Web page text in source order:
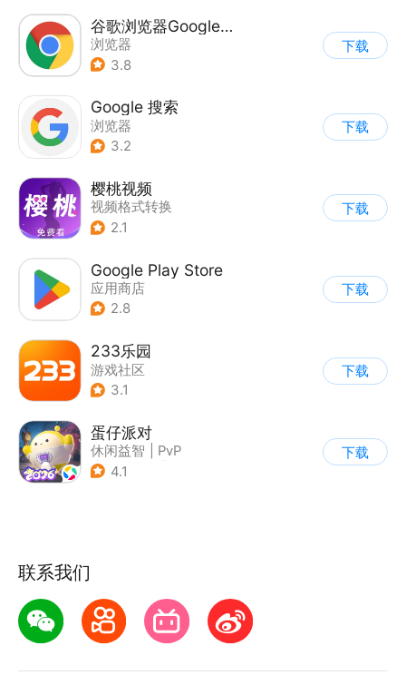
谷歌浏览器Google Chrome
浏览器
3.8
下载
Google 搜索
浏览器
3.2
下载
樱桃视频
视频格式转换
2.1
下载
Google Play Store
应用商店
2.8
下载
233乐园
游戏社区
3.1
下载
蛋仔派对
休闲益智
PvP
| 派对游戏
4.1
下载
联系我们